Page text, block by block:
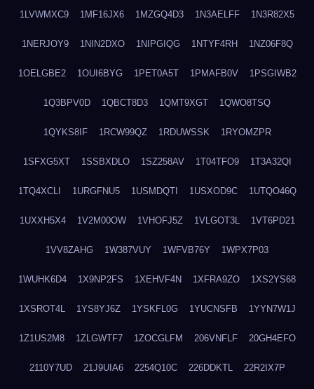
1LVWMXC9 1MF16JX6 1MZGQ4D3 1N3AELFF 1N3R82X5
1NERJOY9 1NIN2DXO 1NIPGIQG 1NTYF4RH 1NZ06F8Q
1OELGBE2 1OUI6BYG 1PET0A5T 1PMAFB0V 1PSGIWB2
1Q3BPV0D 1QBCT8D3 1QMT9XGT 1QWO8TSQ
1QYKS8IF 1RCW99QZ 1RDUWSSK 1RYOMZPR
1SFXG5XT 1SSBXDLO 1SZ258AV 1T04TFO9 1T3A32QI
1TQ4XCLI 1URGFNU5 1USMDQTI 1USXOD9C 1UTQO46Q
1UXXH5X4 1V2M00OW 1VHOFJ5Z 1VLGOT3L 1VT6PD21
1VV8ZAHG 1W387VUY 1WFVB76Y 1WPX7P03
1WUHK6D4 1X9NP2FS 1XEHVF4N 1XFRA9ZO 1XS2YS68
1XSROT4L 1YS8YJ6Z 1YSKFL0G 1YUCNSFB 1YYN7W1J
1Z1US2M8 1ZLGWTF7 1ZOCGLFM 206VNFLF 20GH4EFO
2110Y7UD 21J9UIA6 2254Q10C 226DDKTL 22R2IX7P